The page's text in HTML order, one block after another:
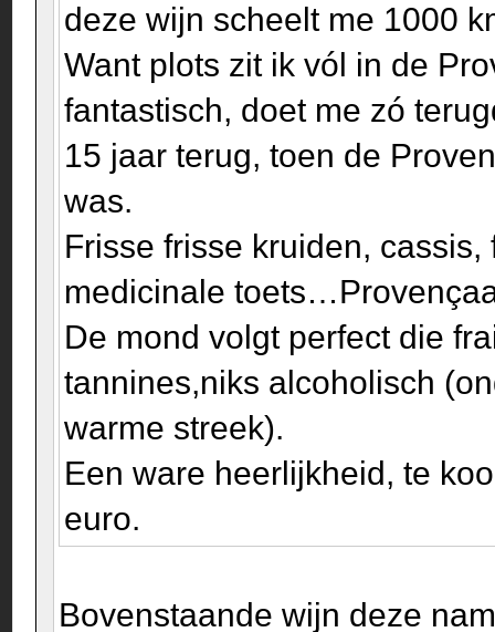
deze wijn scheelt me 1000
Want plots zit ik vól in de
fantastisch, doet me zó
15 jaar terug, toen de
was.
Frisse frisse kruiden,
medicinale
De mond volgt perfect die
tannines,niks alcoholisch
warme streek).
Een ware heerlijkheid, te
euro.
Bovenstaande wijn deze